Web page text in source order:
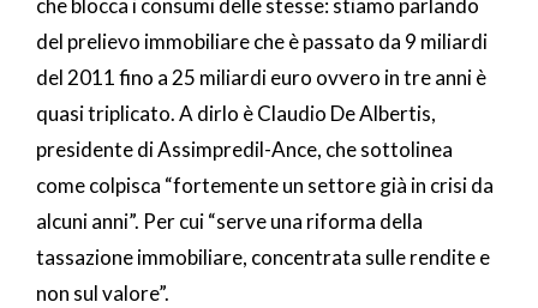
che blocca i consumi delle stesse: stiamo parlando
del prelievo immobiliare che è passato da 9 miliardi
del 2011 fino a 25 miliardi euro ovvero in tre anni è
quasi triplicato. A dirlo è Claudio De Albertis,
presidente di Assimpredil-Ance, che sottolinea
come colpisca “fortemente un settore già in crisi da
alcuni anni”. Per cui “serve una riforma della
tassazione immobiliare, concentrata sulle rendite e
non sul valore”.